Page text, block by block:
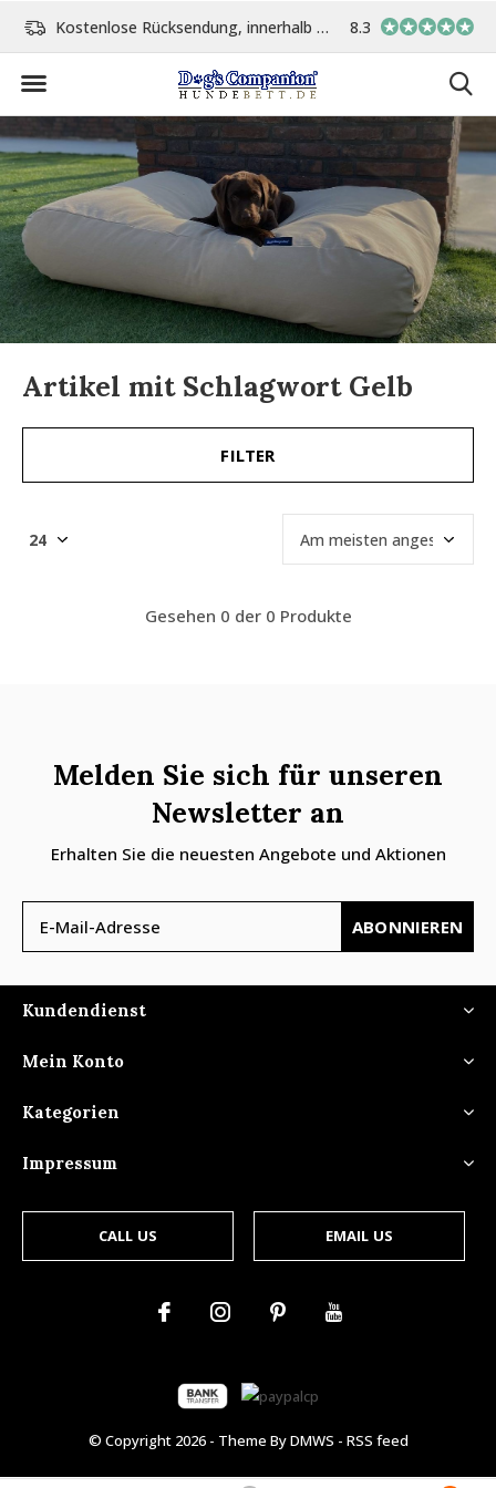
Kostenlose Rücksendung, innerhalb 14 Tage Vor 15:00 Uhr bestellt,
8.3
Artikel mit Schlagwort Gelb
FILTER
Gesehen 0 der 0 Produkte
Melden Sie sich für unseren
Newsletter an
Erhalten Sie die neuesten Angebote und Aktionen
ABONNIEREN
Kundendienst
Mein Konto
Kategorien
Impressum
CALL US EMAIL US
© Copyright 2026- Theme ByDMWS - RSS feed